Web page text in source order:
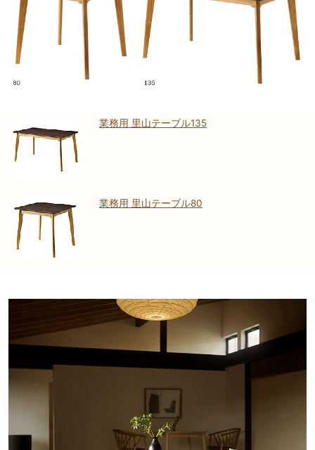
業務用 里山テーブル135
業務用 里山テーブル80